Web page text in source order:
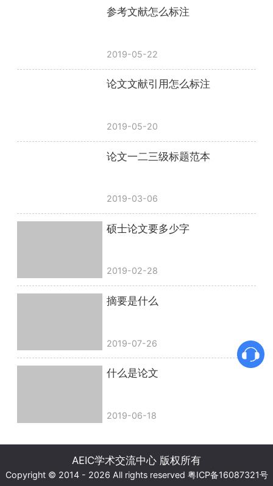
参考文献怎么标注
2019-05-22
论文文献引用怎么标注
2019-05-20
论文一二三级标题范本
2019-03-06
硕士论文要多少字
2019-02-28
摘要是什么
2019-07-26
什么是论文
2019-06-18
AEIC学术交流中心 版权所有
Copyright © 2014 - 2026 All rights reserved 粤ICP备16087321号